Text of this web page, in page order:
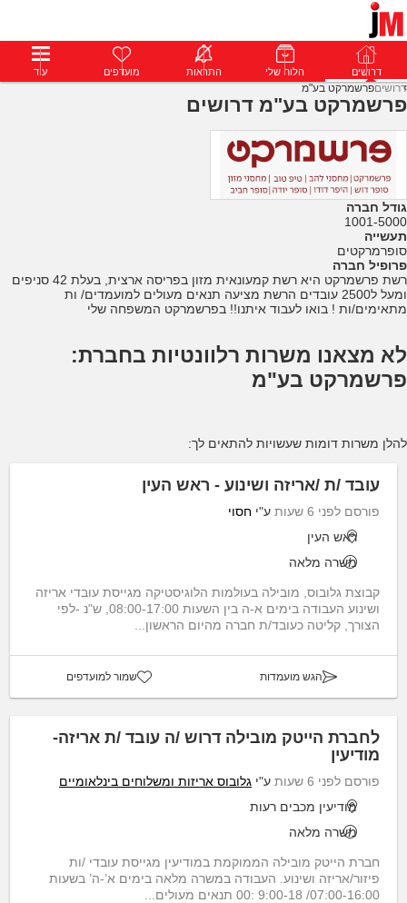
דרושים פרופילים הודעות פרימיום דרושים הלוח שלי התראות מועדפים עוד
דרושיםפרשמרקט בע"מ
פרשמרקט בע"מ דרושים
גודל חברה
1001-5000
תעשייה
סופרמרקטים
פרופיל חברה
רשת פרשמרקט היא רשת קמעונאית מזון בפריסה ארצית, בעלת 42 סניפים
ומעל ל2500 עובדים הרשת מציעה תנאים מעולים למועמדים/ ות
מתאימים/ות ! בואו לעבוד איתנו!! בפרשמרקט המשפחה שלי
לא מצאנו משרות רלוונטיות בחברת:
פרשמרקט בע"מ
להלן משרות דומות שעשויות להתאים לך:
עובד /ת /אריזה ושינוע - ראש העין
פורסם לפני 6 שעות ע"י חסוי
ראש העין
משרה מלאה
קבוצת גלובוס, מובילה בעולמות הלוגיסטיקה מגייסת עובדי אריזה
ושינוע העבודה בימים א-ה בין השעות 08:00-17:00, ש"נ -לפי
הצורך, קליטה כעובד/ת חברה מהיום הראשון...
הגש מועמדות שמור למועדפים
לחברת הייטק מובילה דרוש /ה עובד /ת אריזה-
מודיעין
פורסם לפני 6 שעות ע"י גלובוס אריזות ומשלוחים בינלאומיים
מודיעין מכבים רעות
משרה מלאה
חברת הייטק מובילה הממוקמת במודיעין מגייסת עובדי /ות
פיזור/אריזה ושינוע. העבודה במשרה מלאה בימים א’-ה’ בשעות
07:00-16:00/ 9:00-18 :00 תנאים מעולים...